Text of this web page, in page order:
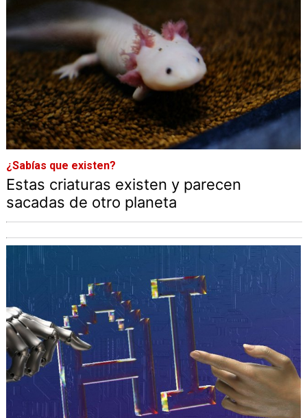
¿Sabías que existen?
Estas criaturas existen y parecen
sacadas de otro planeta